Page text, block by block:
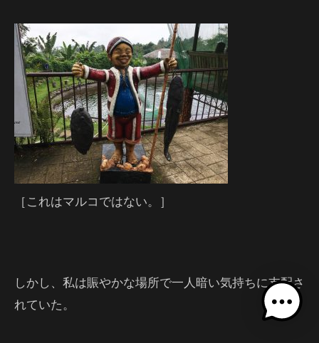
［これはマルコではない。］
しかし、私は賑やかな場所で一人暗い気持ちに支配さ
れていた。